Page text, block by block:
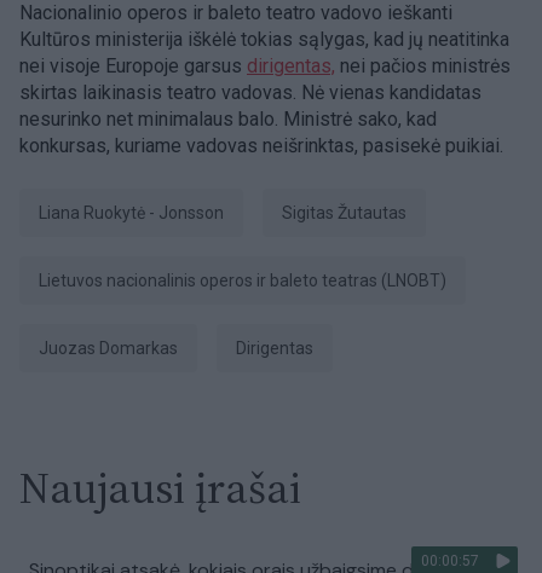
Nacionalinio operos ir baleto teatro vadovo ieškanti
Kultūros ministerija iškėlė tokias sąlygas, kad jų neatitinka
nei visoje Europoje garsus dirigentas, nei pačios ministrės
skirtas laikinasis teatro vadovas. Nė vienas kandidatas
nesurinko net minimalaus balo. Ministrė sako, kad
konkursas, kuriame vadovas neišrinktas, pasisekė puikiai.
Liana Ruokytė - Jonsson Sigitas Žutautas
Lietuvos nacionalinis operos ir baleto teatras (LNOBT)
Juozas Domarkas dirigentas
Naujausi įrašai
00:00:57